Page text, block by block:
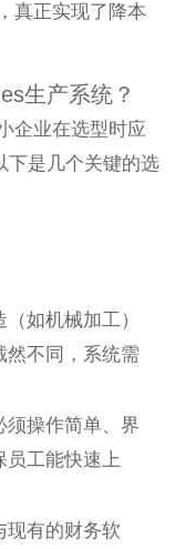
真正实现了降本
生产系统？
企业在选型时应
下是几个关键的选
如机械加工）
然不同，系统需
须操作简单、界
员工能快速上
现有的财务软